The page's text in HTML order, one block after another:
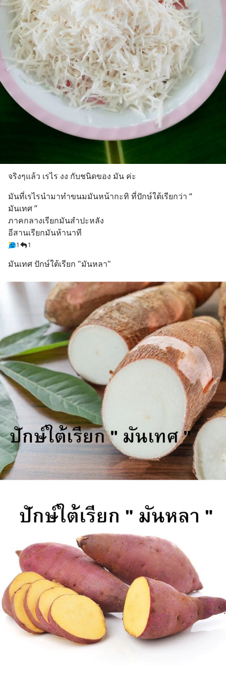
จริงๆแล้ว เรไร งง กับชนิดของ มัน ค่ะ
มันที่เรไรนำมาทำขนมมันหน้ากะทิ ที่ปักษ์ใต้เรียกว่า “
มันเทศ ”
ภาคกลางเรียกมันสำปะหลัง
อีสานเรียกมันห้านาที
1 1
มันเทศ ปักษ์ใต้เรียก "มันหลา"